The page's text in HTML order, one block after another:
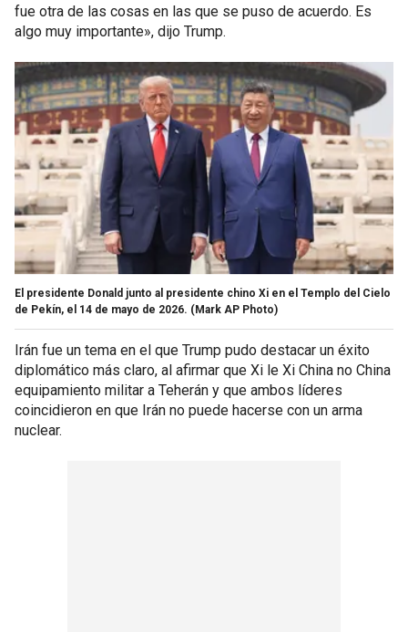
fue otra de las cosas en las que se puso de acuerdo. Es
algo muy importante», dijo Trump.
El presidente Donald junto al presidente chino Xi en el Templo del Cielo
de Pekín, el 14 de mayo de 2026. (Mark AP Photo)
Irán fue un tema en el que Trump pudo destacar un éxito
diplomático más claro, al afirmar que Xi le Xi China no China
equipamiento militar a Teherán y que ambos líderes
coincidieron en que Irán no puede hacerse con un arma
nuclear.